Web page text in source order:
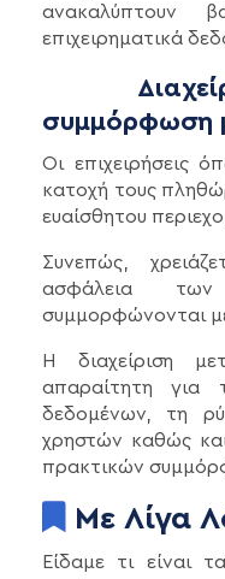
ανακαλύπτουν
επιχειρηματικά
συμμόρφωση
Οι επιχειρήσεις
κατοχή τους
ευαίσθητου
Συνεπώς,
ασφάλεια
συμμορφώνονται
Η διαχείριση
απαραίτητη για
δεδομένων, τη
χρηστών καθώς
πρακτικών
Με Λίγα
Είδαμε τι είναι